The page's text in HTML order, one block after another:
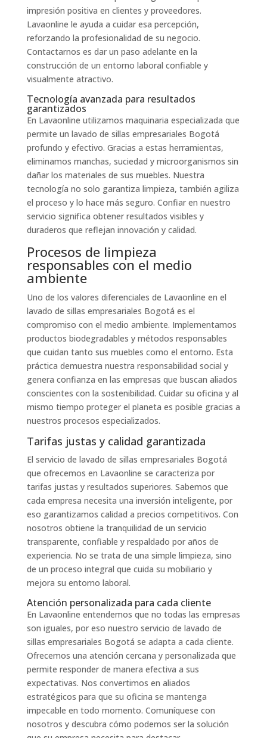
impresión positiva en clientes y proveedores.
Lavaonline le ayuda a cuidar esa percepción,
reforzando la profesionalidad de su negocio.
Contactarnos es dar un paso adelante en la
construcción de un entorno laboral confiable y
visualmente atractivo.
Tecnología avanzada para resultados
garantizados
En Lavaonline utilizamos maquinaria especializada que
permite un lavado de sillas empresariales Bogotá
profundo y efectivo. Gracias a estas herramientas,
eliminamos manchas, suciedad y microorganismos sin
dañar los materiales de sus muebles. Nuestra
tecnología no solo garantiza limpieza, también agiliza
el proceso y lo hace más seguro. Confiar en nuestro
servicio significa obtener resultados visibles y
duraderos que reflejan innovación y calidad.
Procesos de limpieza
responsables con el medio
ambiente
Uno de los valores diferenciales de Lavaonline en el
lavado de sillas empresariales Bogotá es el
compromiso con el medio ambiente. Implementamos
productos biodegradables y métodos responsables
que cuidan tanto sus muebles como el entorno. Esta
práctica demuestra nuestra responsabilidad social y
genera confianza en las empresas que buscan aliados
conscientes con la sostenibilidad. Cuidar su oficina y al
mismo tiempo proteger el planeta es posible gracias a
nuestros procesos especializados.
Tarifas justas y calidad garantizada
El servicio de lavado de sillas empresariales Bogotá
que ofrecemos en Lavaonline se caracteriza por
tarifas justas y resultados superiores. Sabemos que
cada empresa necesita una inversión inteligente, por
eso garantizamos calidad a precios competitivos. Con
nosotros obtiene la tranquilidad de un servicio
transparente, confiable y respaldado por años de
experiencia. No se trata de una simple limpieza, sino
de un proceso integral que cuida su mobiliario y
mejora su entorno laboral.
Atención personalizada para cada cliente
En Lavaonline entendemos que no todas las empresas
son iguales, por eso nuestro servicio de lavado de
sillas empresariales Bogotá se adapta a cada cliente.
Ofrecemos una atención cercana y personalizada que
permite responder de manera efectiva a sus
expectativas. Nos convertimos en aliados
estratégicos para que su oficina se mantenga
impecable en todo momento. Comuníquese con
nosotros y descubra cómo podemos ser la solución